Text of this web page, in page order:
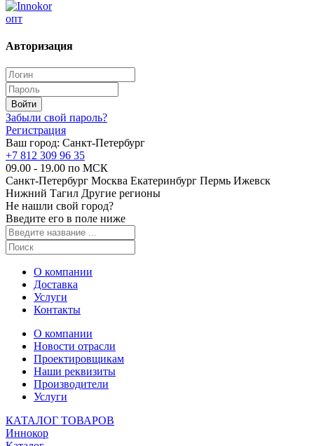
опт
Авторизация
Забыли свой пароль?
Регистрация
Ваш город: Санкт-Петербург
+7 812 309 96 35
09.00 - 19.00 по МСК
Санкт-Петербург Москва Екатеринбург Пермь Ижевск
Нижний Тагил Другие регионы
Не нашли свой город?
Введите его в поле ниже
О компании
Доставка
Услуги
Контакты
О компании
Новости отрасли
Проектировщикам
Наши реквизиты
Производители
Услуги
КАТАЛОГ ТОВАРОВ
Иннокор